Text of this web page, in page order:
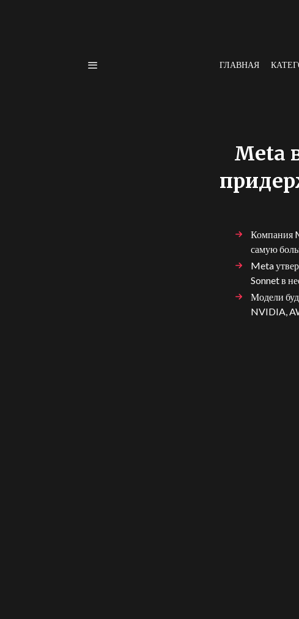
ГЛАВНАЯ
Meta
Компания
самую
Meta
Sonnet в
Модели
NVIDIA,